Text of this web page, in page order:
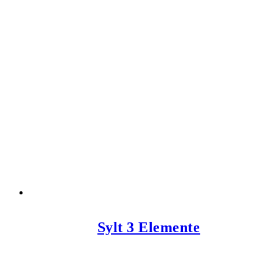
Sylt 3 Elemente